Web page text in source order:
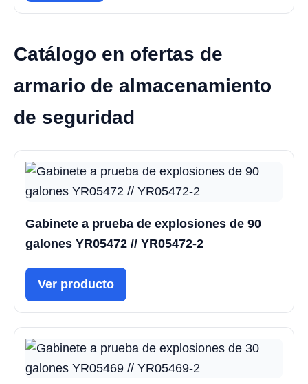
Catálogo en ofertas de
armario de almacenamiento
de seguridad
Gabinete a prueba de explosiones de 90
galones YR05472 // YR05472-2
Ver producto